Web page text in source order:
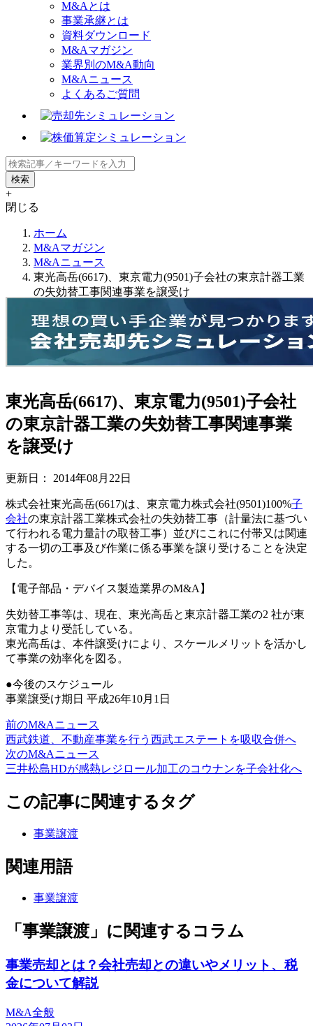
M&Aとは
事業承継とは
資料ダウンロード
M&Aマガジン
業界別のM&A動向
M&Aニュース
よくあるご質問
+
閉じる
ホーム
M&Aマガジン
M&Aニュース
東光高岳(6617)、東京電力(9501)子会社の東京計器工業
の失効替工事関連事業を譲受け
東光高岳(6617)、東京電力(9501)子会社
の東京計器工業の失効替工事関連事業
を譲受け
更新日： 2014年08月22日
株式会社東光高岳(6617)は、東京電力株式会社(9501)100%子
会社の東京計器工業株式会社の失効替工事（計量法に基づい
て行われる電力量計の取替工事）並びにこれに付帯又は関連
する一切の工事及び作業に係る事業を譲り受けることを決定
した。
【電子部品・デバイス製造業界のM&A】
失効替工事等は、現在、東光高岳と東京計器工業の2 社が東
京電力より受託している。
東光高岳は、本件譲受けにより、スケールメリットを活かし
て事業の効率化を図る。
●今後のスケジュール
事業譲受け期日 平成26年10月1日
前のM&Aニュース
西武鉄道、不動産事業を行う西武エステートを吸収合併へ
次のM&Aニュース
三井松島HDが感熱レジロール加工のコウナンを子会社化へ
この記事に関連するタグ
事業譲渡
関連用語
事業譲渡
「事業譲渡」に関連するコラム
事業売却とは？会社売却との違いやメリット、税
金について解説
M&A全般